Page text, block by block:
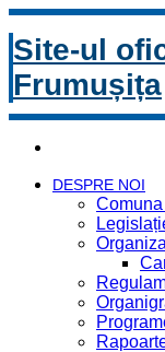
Site-ul
Frumușița
DESPRE NOI